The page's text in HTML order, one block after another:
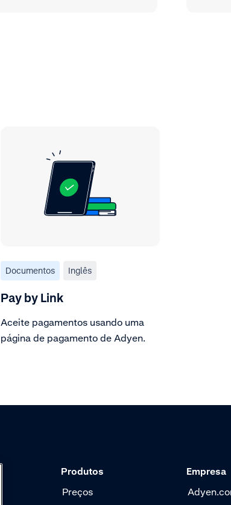
Documentos Inglês
Pay by Link
Aceite pagamentos usando uma
página de pagamento de Adyen.
Produtos
Preços
Empresa